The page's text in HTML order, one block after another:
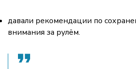
давали рекомендации по
внимания за рулём.